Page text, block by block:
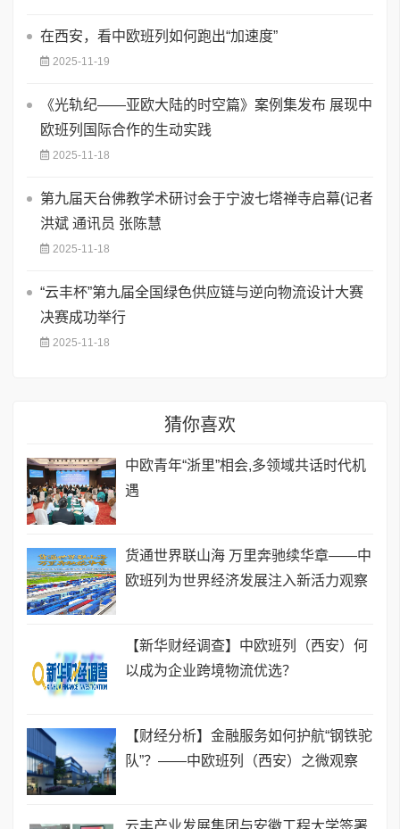
在西安，看中欧班列如何跑出“加速度”
2025-11-19
《光轨纪——亚欧大陆的时空篇》案例集发布 展现中
欧班列国际合作的生动实践
2025-11-18
第九届天台佛教学术研讨会于宁波七塔禅寺启幕(记者
洪斌 通讯员 张陈慧
2025-11-18
“云丰杯”第九届全国绿色供应链与逆向物流设计大赛
决赛成功举行
2025-11-18
猜你喜欢
中欧青年“浙里”相会,多领域共话时代机
遇
货通世界联山海 万里奔驰续华章——中
欧班列为世界经济发展注入新活力观察
【新华财经调查】中欧班列（西安）何
以成为企业跨境物流优选？
【财经分析】金融服务如何护航“钢铁驼
队”？——中欧班列（西安）之微观察
云丰产业发展集团与安徽工程大学签署